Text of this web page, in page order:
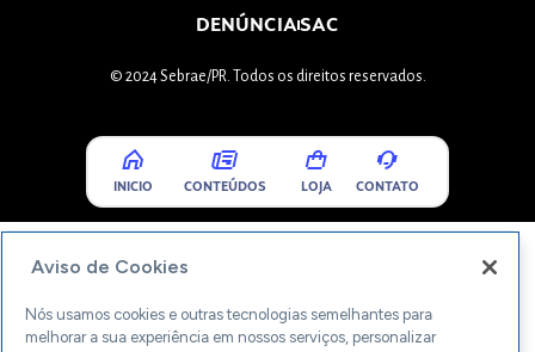
DENÚNCIASAC
© 2024 Sebrae/PR. Todos os direitos reservados.
INICIO CONTEÚDOS LOJA CONTATO
Aviso de Cookies
Nós usamos cookies e outras tecnologias semelhantes para
melhorar a sua experiência em nossos serviços, personalizar